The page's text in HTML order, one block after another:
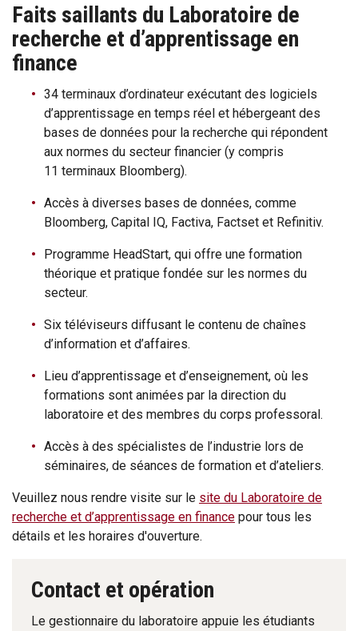
Faits saillants du Laboratoire de
recherche et d’apprentissage en
finance
34 terminaux d’ordinateur exécutant des logiciels
d’apprentissage en temps réel et hébergeant des
bases de données pour la recherche qui répondent
aux normes du secteur financier (y compris
11 terminaux Bloomberg).
Accès à diverses bases de données, comme
Bloomberg, Capital IQ, Factiva, Factset et Refinitiv.
Programme HeadStart, qui offre une formation
théorique et pratique fondée sur les normes du
secteur.
Six téléviseurs diffusant le contenu de chaînes
d’information et d’affaires.
Lieu d’apprentissage et d’enseignement, où les
formations sont animées par la direction du
laboratoire et des membres du corps professoral.
Accès à des spécialistes de l’industrie lors de
séminaires, de séances de formation et d’ateliers.
Veuillez nous rendre visite sur le site du Laboratoire de
recherche et d’apprentissage en finance pour tous les
détails et les horaires d'ouverture.
Contact et opération
Le gestionnaire du laboratoire appuie les étudiants